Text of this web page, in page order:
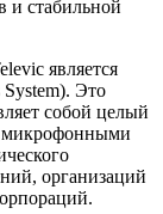
и стабильной
является
System). Это
собой целый
микрофонными
организаций